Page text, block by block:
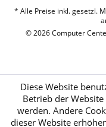
* Alle Preise inkl. gesetzl.
© 2026 Computer
Diese Website
Betrieb der
werden. Andere
dieser Website